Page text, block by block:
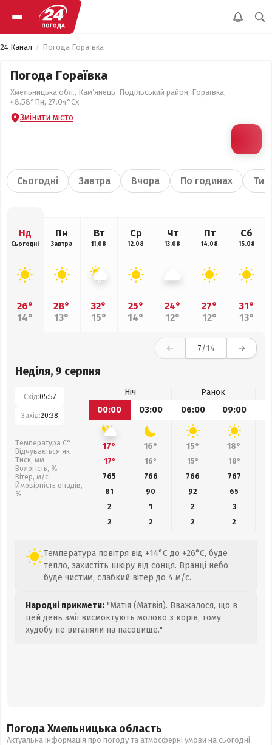
24 Канал Погода Гораївка
Погода Гораївка
Хмельницька обл., Кам’янець-Подільський район, Гораївка,
48.58°Пн, 27.04°Сх
Змінити місто
Сьогодні Завтра Вчора По годинах
Нд
Сьогодні
26°
14°
Пн
Завтра
28°
13°
Вт
11.08
32°
15°
Ср
12.08
25°
14°
Чт
13.08
24°
12°
Пт
14.08
27°
12°
Сб
15.08
31°
13°
7/14
Неділя, 9 серпня
Схід:05:57
Захід:20:38
Температура С°
Відчувається як
Тиск, мм
Вологість, %
Вітер, м/с
Ймовірність опадів,
%
Ніч
Ранок
00:00
03:00 06:00 09:00
17° 16° 15° 18°
17° 16° 15° 18°
765
766 766 767
81
90 92 65
2
1 2
3
2
2 2 2
Температура повітря від +14°C до +26°C, буде
тепло, захистіть шкіру від сонця. Вранці небо
буде чистим, слабкий вітер до 4 м/с.
Народні прикмети: "Матія (Матвія). Вважалося, що в
цей день змії висмоктують молоко з корів, тому
худобу не виганяли на пасовище."
Погода Хмельницька область
Актуальна інформація про погоду та атмосферні умови на сьогодні